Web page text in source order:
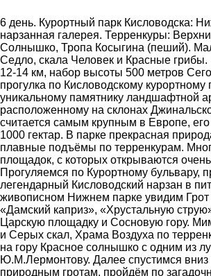
6 день. Курортный парк Кисловодска:
нарзанная галерея. Терренкуры:
Солнышко, Тропа Косыгина (пеший).
Седло, скала Человек и Красные
12-14 км, набор высоты 500 метров
прогулка по Кисловодскому курортному
уникальному памятнику ландшафтной
расположенному на склонах
считается самым крупным в Европе,
1000 гектар. В парке прекрасная
плавные подъёмы по терренкурам.
площадок, с которых открываются
Прогуляемся по Курортному бульвару,
легендарный Кисловодский нарзан в
живописном Нижнем парке увидим
«Дамский каприз», «Хрустальную
Царскую площадку и Сосновую гору.
и Серых скал, Храма Воздуха по
на гору Красное солнышко с одним из
Ю.М.Лермонтову. Далее спустимся
природным гротам, пройдём по